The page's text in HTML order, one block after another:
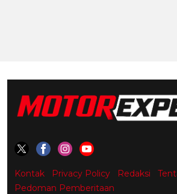
Kontak Privacy Policy Redaksi
Pedoman Pemberitaan